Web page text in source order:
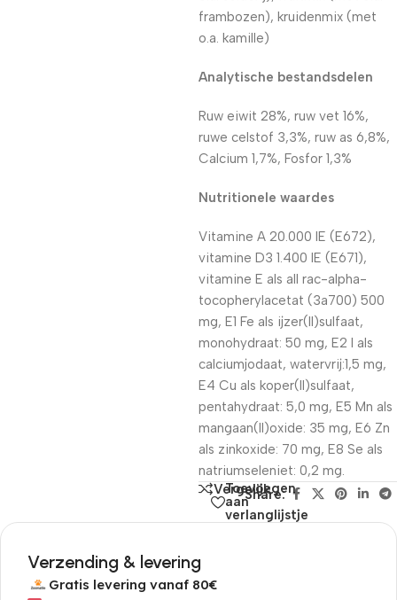
frambozen), kruidenmix (met
o.a. kamille)
Analytische bestandsdelen
Ruw eiwit 28%, ruw vet 16%,
ruwe celstof 3,3%, ruw as 6,8%,
Calcium 1,7%, Fosfor 1,3%
Nutritionele waardes
Vitamine A 20.000 IE (E672),
vitamine D3 1.400 IE (E671),
vitamine E als all rac-alpha-
tocopherylacetat (3a700) 500
mg, E1 Fe als ijzer(II)sulfaat,
monohydraat: 50 mg, E2 I als
calciumjodaat, watervrij:1,5 mg,
E4 Cu als koper(II)sulfaat,
pentahydraat: 5,0 mg, E5 Mn als
mangaan(II)oxide: 35 mg, E6 Zn
als zinkoxide: 70 mg, E8 Se als
natriumseleniet: 0,2 mg.
Vergelijk
Toevoegen
aan
verlanglijstje
Share:
Verzending & levering
Gratis levering vanaf 80€